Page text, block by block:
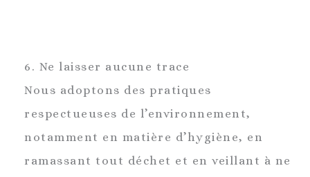
6. Ne laisser aucune trace
Nous adoptons des pratiques
respectueuses de l’environnement,
notamment en matière d’hygiène, en
ramassant tout déchet et en veillant à ne